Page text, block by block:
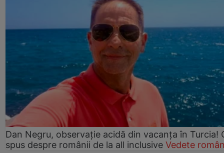
Dan Negru, observație acidă din vacanța în Turcia!
spus despre românii de la all inclusive Vedete